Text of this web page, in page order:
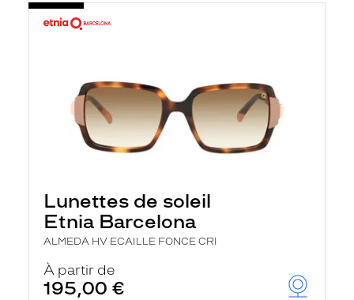
Lunettes de soleil
Etnia Barcelona
ALMEDA HV ECAILLE FONCE CRI
À partir de
195,00 €